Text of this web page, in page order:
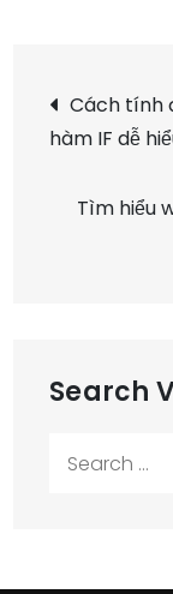
Điều
bài
Cách tính
hàm IF dễ
Tìm hiểu
Search